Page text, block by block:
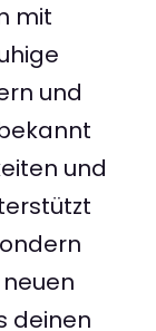
mit
und
und
deinen